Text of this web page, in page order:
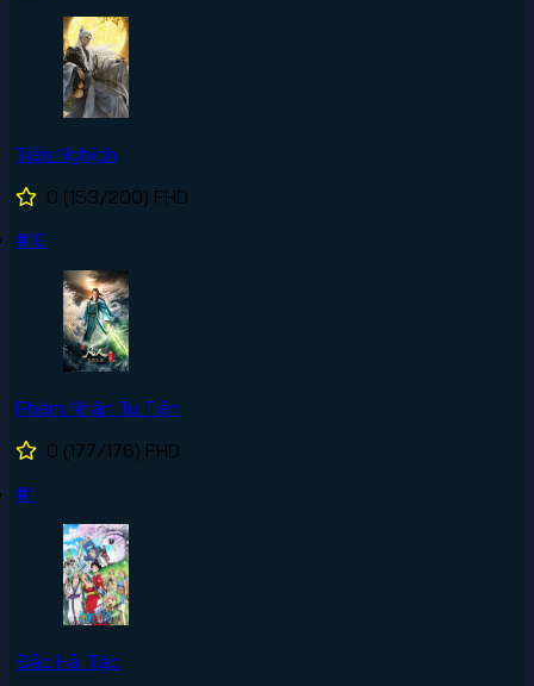
Tiên Nghịch
0 (153/200) FHD
#10
Phàm Nhân Tu Tiên
0 (177/176) FHD
#1
Đảo Hải Tặc